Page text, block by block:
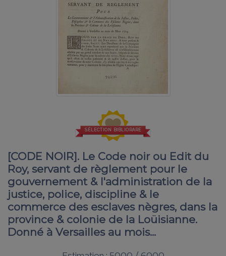
SÉLECTION BIBLIORARE
[CODE NOIR]. Le Code noir ou Edit du
Roy, servant de règlement pour le
gouvernement & l'administration de la
justice, police, discipline & le
commerce des esclaves nègres, dans la
province & colonie de la Loüisianne.
Donné à Versailles au mois...